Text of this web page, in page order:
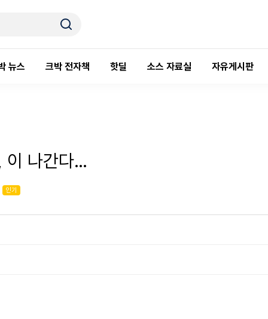
뉴스 크박 전자책 핫딜 소스 자료실 자유게시판
이 나간다…
인기